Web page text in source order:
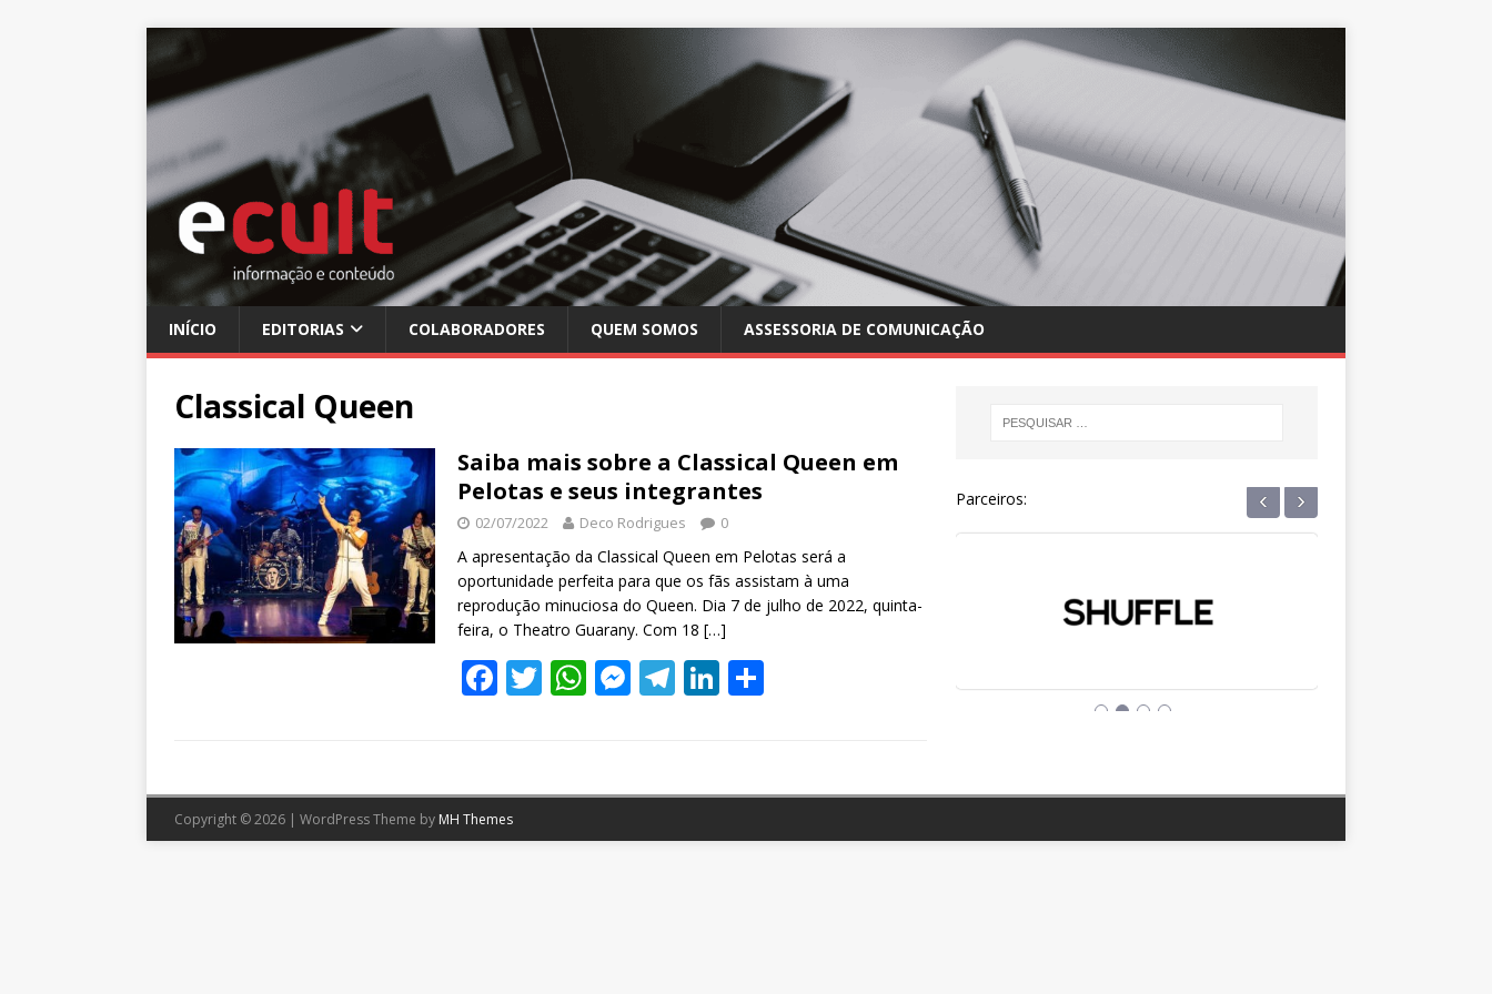
INÍCIO EDITORIAS COLABORADORES QUEM SOMOS ASSESSORIA DE COMUNICAÇÃO
Classical Queen
Saiba mais sobre a Classical Queen em
Pelotas e seus integrantes
02/07/2022 Deco Rodrigues 0
A apresentação da Classical Queen em Pelotas será a
oportunidade perfeita para que os fãs assistam à uma
reprodução minuciosa do Queen. Dia 7 de julho de 2022, quinta-
feira, o Theatro Guarany. Com 18 […]
F
ac
b
o
o
T
w
er
W
h
s
p
M
e
e
g
T
el
gr
m
Li
n
e
n
e
Parceiros: ‹ ›
Copyright © 2026 | WordPress Theme by MH Themes